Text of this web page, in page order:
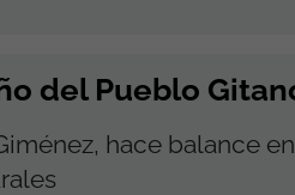
del Pueblo
hace balance